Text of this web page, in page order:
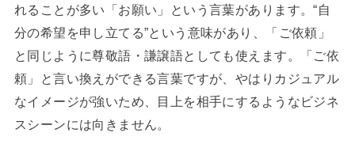
れることが多い「お願い」という言葉があります。“自
分の希望を申し立てる”という意味があり、「ご依頼」
と同じように尊敬語・謙譲語としても使えます。「ご依
頼」と言い換えができる言葉ですが、やはりカジュアル
なイメージが強いため、目上を相手にするようなビジネ
スシーンには向きません。